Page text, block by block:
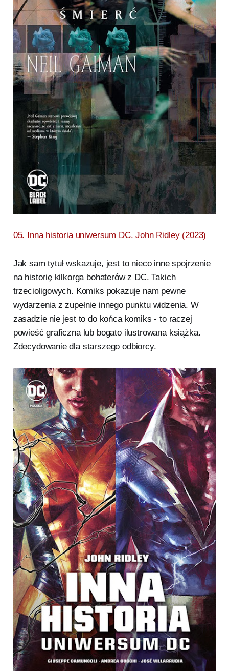
05. Inna historia uniwersum DC. John Ridley (2023)
Jak sam tytuł wskazuje, jest to nieco inne spojrzenie
na historię kilkorga bohaterów z DC. Takich
trzecioligowych. Komiks pokazuje nam pewne
wydarzenia z zupełnie innego punktu widzenia. W
zasadzie nie jest to do końca komiks - to raczej
powieść graficzna lub bogato ilustrowana książka.
Zdecydowanie dla starszego odbiorcy.